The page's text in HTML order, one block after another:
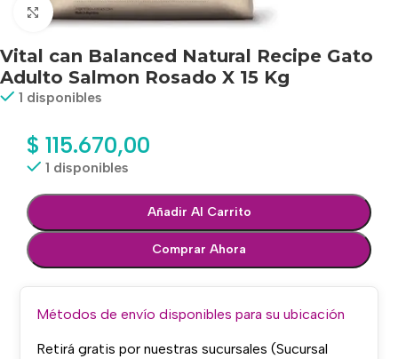
Haga clic para ampliar
Vital can Balanced Natural Recipe Gato
Adulto Salmon Rosado X 15 Kg
1 disponibles
$ 115.670,00
1 disponibles
Añadir Al Carrito
Comprar Ahora
Métodos de envío disponibles para su ubicación
Retirá gratis por nuestras sucursales (Sucursal